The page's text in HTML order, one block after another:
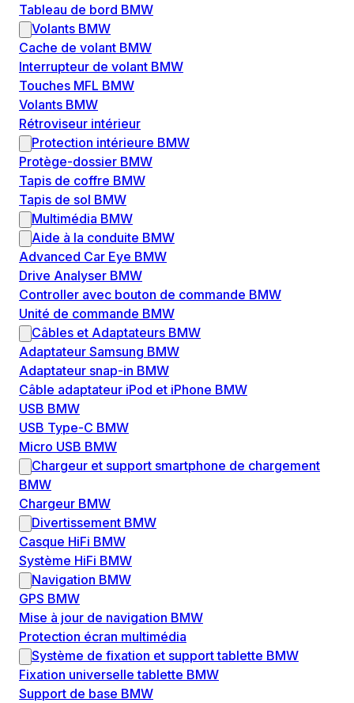
Tableau de bord BMW
Volants BMW
Cache de volant BMW
Interrupteur de volant BMW
Touches MFL BMW
Volants BMW
Rétroviseur intérieur
Protection intérieure BMW
Protège-dossier BMW
Tapis de coffre BMW
Tapis de sol BMW
Multimédia BMW
Aide à la conduite BMW
Advanced Car Eye BMW
Drive Analyser BMW
Controller avec bouton de commande BMW
Unité de commande BMW
Câbles et Adaptateurs BMW
Adaptateur Samsung BMW
Adaptateur snap-in BMW
Câble adaptateur iPod et iPhone BMW
USB BMW
USB Type-C BMW
Micro USB BMW
Chargeur et support smartphone de chargement
BMW
Chargeur BMW
Divertissement BMW
Casque HiFi BMW
Système HiFi BMW
Navigation BMW
GPS BMW
Mise à jour de navigation BMW
Protection écran multimédia
Système de fixation et support tablette BMW
Fixation universelle tablette BMW
Support de base BMW